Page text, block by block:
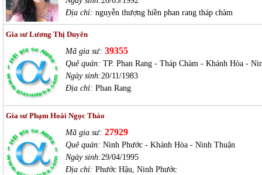
Địa chỉ: nguyễn thượng hiền phan rang tháp chàm
Gia sư Lương Thị Duyên
Mã gia sư: 39355
Quê quán: TP. Phan Rang - Tháp Chàm - Khánh Hòa -
Ngày sinh:20/11/1983
Địa chỉ: Phan Rang
Gia sư Phạm Hoài Ngọc Thảo
Mã gia sư: 27929
Quê quán: Ninh Phước - Khánh Hòa - Ninh Thuận
Ngày sinh:29/04/1995
Địa chỉ: Phước Hậu, Ninh Phước